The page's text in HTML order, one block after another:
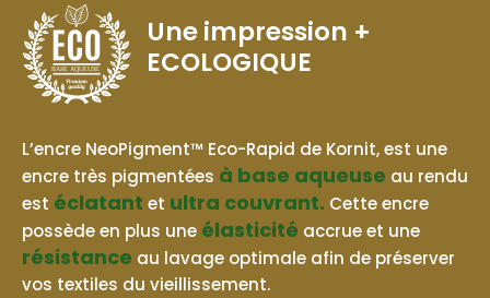
BASE AQUEUSE
Une impression +
ECOLOGIQUE
L’encre NeoPigment™ Eco-Rapid de Kornit, est une
encre très pigmentées à base aqueuse au rendu
est éclatant et ultra couvrant. Cette encre
possède en plus une élasticité accrue et une
résistance au lavage optimale afin de préserver
vos textiles du vieillissement.